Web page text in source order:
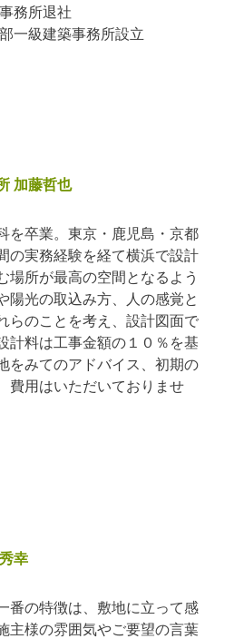
務所退社
一級建築事務所設立
加藤哲也
を卒業。東京・鹿児島・京都
の実務経験を経て横浜で設計
場所が最高の空間となるよう
陽光の取込み方、人の感覚と
らのことを考え、設計図面で
計料は工事金額の１０％を基
をみてのアドバイス、初期の
費用はいただいておりませ
幸
番の特徴は、敷地に立って感
主様の雰囲気やご要望の言葉